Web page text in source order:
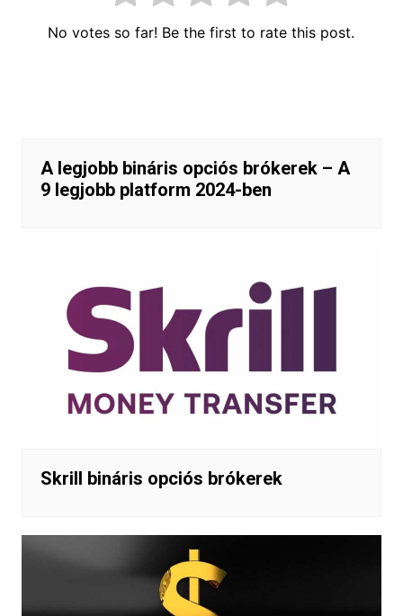
No votes so far! Be the first to rate this post.
A legjobb bináris opciós brókerek – A
9 legjobb platform 2024-ben
Skrill bináris opciós brókerek